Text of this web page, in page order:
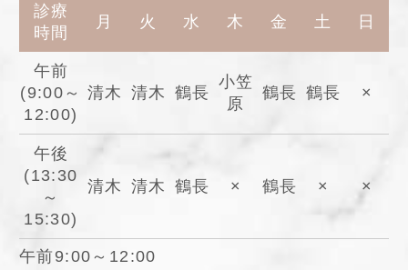
午前9:00～12:00
診療
時間
月 火 水 木 金 土 日
午前
(9:00～
12:00)
清木 清木 鶴長
小笠
原
鶴長 鶴長 ×
午後
(13:30
～
15:30)
清木 清木 鶴長 × 鶴長 × ×